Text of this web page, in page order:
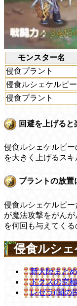
モンスター名
侵食プラント
侵食ルシェケルピー
侵食プラント
回避を上げる
侵食ルシェケルピ
を大きく上げるス
プラントの放置
侵食ルシェケルピ
が魔法攻撃をがん
を何回も与えてくる
侵食ルシ
新大陸まとめ
ドクスの究
レゼラ(闇の